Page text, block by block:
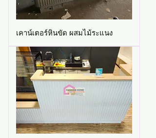
เคาน์เตอร์หินขัด ผสมไม้ระแนง